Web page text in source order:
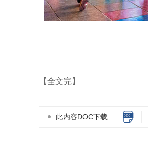
【全文完】
此内容DOC下载